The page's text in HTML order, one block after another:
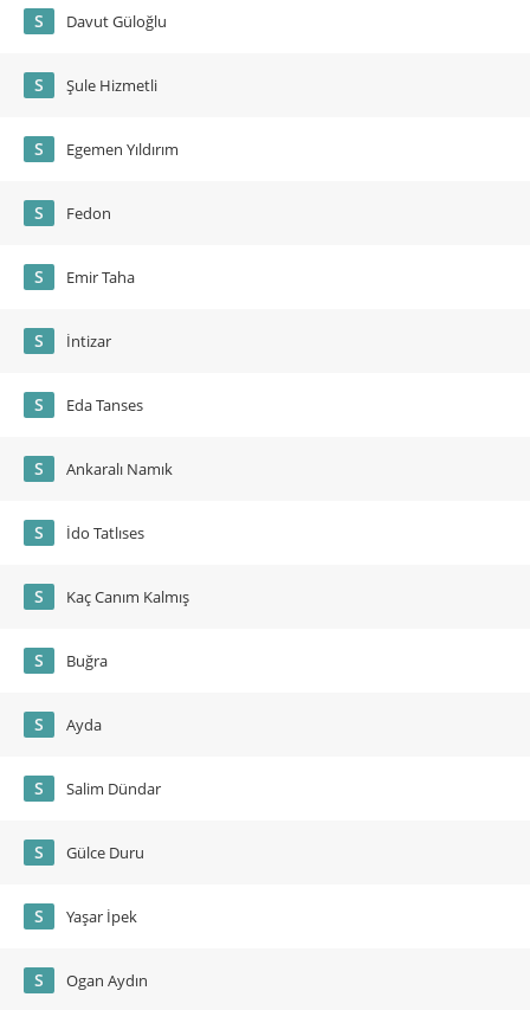
S Davut Güloğlu
S Şule Hizmetli
S Egemen Yıldırım
S Fedon
S Emir Taha
S İntizar
S Eda Tanses
S Ankaralı Namık
S İdo Tatlıses
S Kaç Canım Kalmış
S Buğra
S Ayda
S Salim Dündar
S Gülce Duru
S Yaşar İpek
S Ogan Aydın